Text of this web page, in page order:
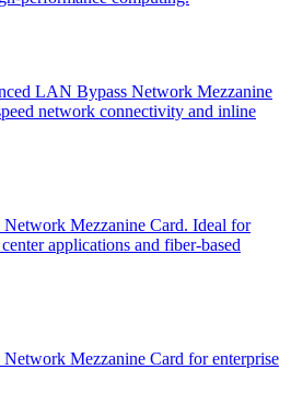
LAN Bypass Network Mezzanine
network connectivity and inline
Mezzanine Card. Ideal for
applications and fiber-based
Mezzanine Card for enterprise